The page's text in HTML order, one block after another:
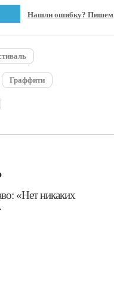
Нашли ошибку? Пишем
Граффити
«Нет никаких